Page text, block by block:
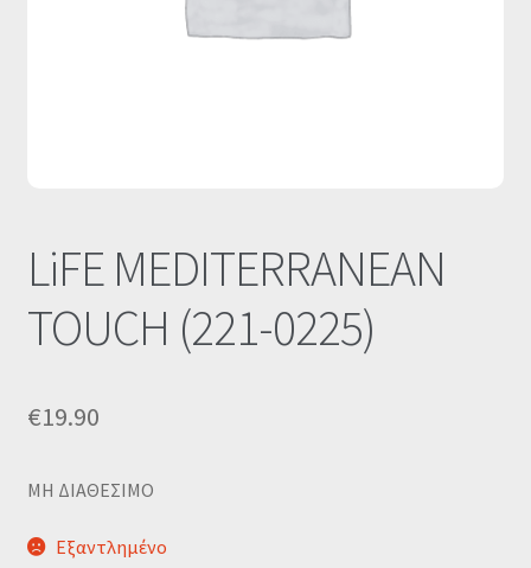
LiFE MEDITERRANEAN
TOUCH (221-0225)
€19.90
MΗ ΔΙΑΘΕΣΙΜΟ
Εξαντλημένο